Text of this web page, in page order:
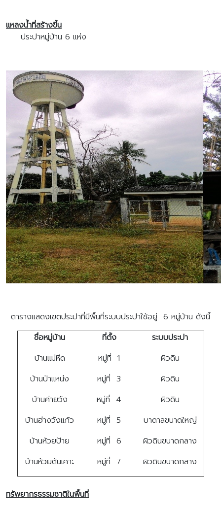
แหลงน้ำที่สร้างขี้น
ประปาหมู่บ้าน 6 แห่ง
ตารางแสดงเขตประปาที่มีพื้นที่ระบบประปาใช้อยู่ 6 หมู่บ้าน ดังนี้
ชื่อหมู่บ้าน
ที่ตั้ง
ระบบประปา
บ้านแม่หีด
หมู่ที่ 1
ผิวดิน
บ้านป่าแหน่ง
หมู่ที่ 3
ผิวดิน
บ้านค่ายวัง
หมู่ที่ 4
ผิวดิน
บ้านฮ่างวังแก้ว
หมู่ที่ 5
บาดาลขนาดใหญ่
บ้านห้วยป้าย
หมู่ที่ 6
ผิวดินขนาดกลาง
บ้านห้วยต้นเคาะ
หมู่ที่ 7 ผิวดินขนาดกลาง
ทรัพยากรธรรมชาติในพื้นที่